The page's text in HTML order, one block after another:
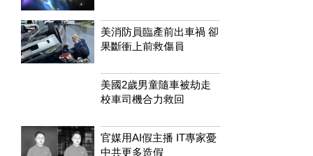
美消防員臨產前出車禍 卻
果斷衝上前救傷員
美國2歲男童隨車被劫走
校車司機合力救回
官媒用AI假主播 IT專家憂
中共更多造假